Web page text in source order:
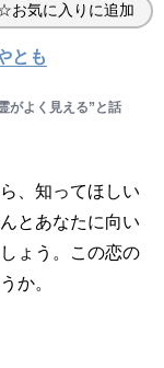
お気に入りに追加
とも
がよく見える”と話
、知ってほしい
とあなたに向い
ょう。この恋の
か。